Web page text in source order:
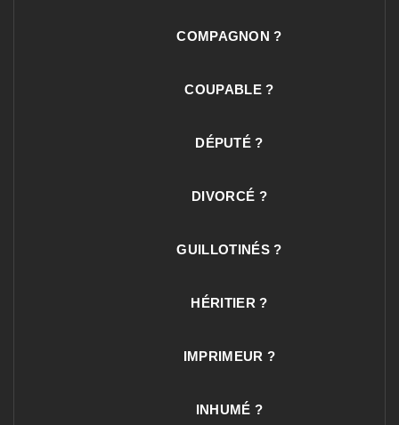
COMPAGNON ?
COUPABLE ?
DÉPUTÉ ?
DIVORCÉ ?
GUILLOTINÉS ?
HÉRITIER ?
IMPRIMEUR ?
INHUMÉ ?